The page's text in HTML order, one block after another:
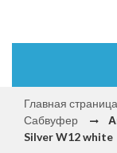
Главная страница
Сабвуфер
Silver W12 white